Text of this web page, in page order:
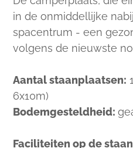
in de onmiddellijke
spacentrum - een
volgens de nieuwste
Aantal staanplaatsen:
6x10m)
Bodemgesteldheid:
Faciliteiten op de